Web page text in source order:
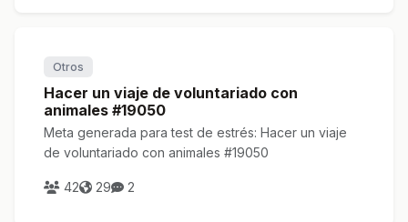
Otros
Hacer un viaje de voluntariado con
animales #19050
Meta generada para test de estrés: Hacer un viaje
de voluntariado con animales #19050
42 29 2